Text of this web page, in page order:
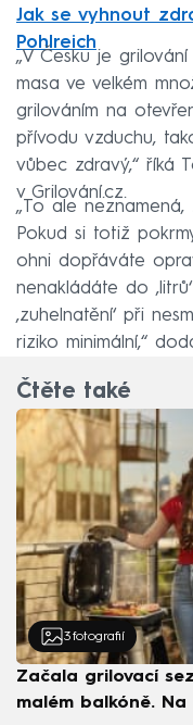
Jak se vyhnout
Pohlreich
„V Česku je
masa ve velkém
grilováním na
přívodu vzduchu,
vůbec zdravý,“ říká
v Grilování.cz.
„To ale
Pokud si totiž
ohni dopřáváte
nenakládáte do
,zuhelnatění‘ při
riziko minimální,“
Čtěte také
3 fotografií
Začala grilovací
malém balkóně.